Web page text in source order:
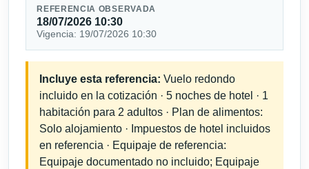
REFERENCIA OBSERVADA
18/07/2026 10:30
Vigencia: 19/07/2026 10:30
Incluye esta referencia: Vuelo redondo
incluido en la cotización · 5 noches de hotel · 1
habitación para 2 adultos · Plan de alimentos:
Solo alojamiento · Impuestos de hotel incluidos
en referencia · Equipaje de referencia:
Equipaje documentado no incluido; Equipaje